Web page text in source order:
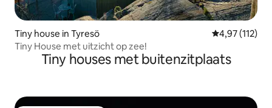
Tiny house in Tyresö Gemiddelde
4,97 (112)
Tiny House met uitzicht op zee!
Tiny houses met buitenzitplaats